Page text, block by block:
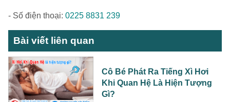
- Số điện thoại: 0225 8831 239
Bài viết liên quan
Cô Bé Phát Ra Tiếng Xì Hơi
Khi Quan Hệ Là Hiện Tượng
Gì?